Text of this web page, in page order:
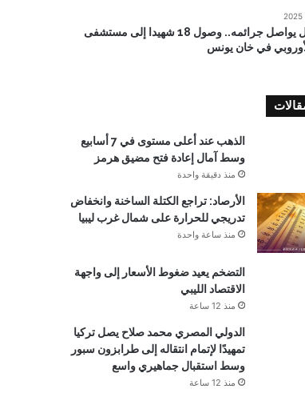
الاحتلال يواصل جرائمه.. وصول 18 شهيدا إلى مستشفى
في خان يونس
الذهب عند أعلى مستوى في 7 أسابيع
وسط آمال إعادة فتح مضيق هرمز
منذ دقيقة واحدة
الأرصاد: تراجع الكتلة الساخنة وانخفاض
تدريجي للحرارة على شمال غرب ليبيا
منذ ساعة واحدة
التضخم يعيد ضغوط الأسعار إلى واجهة
الاقتصاد الليبي
منذ 12 ساعة
الدولي المصري محمد صلاح يصل تركيا
تمهيدًا لإتمام انتقاله إلى طرابزون سبور
وسط استقبال جماهيري واسع
منذ 12 ساعة